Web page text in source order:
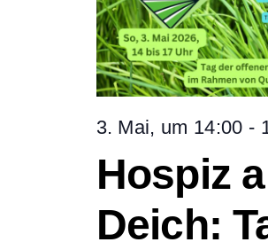
Mai
2026
Hospiz
Deich:
3. Mai, um 14:00 -